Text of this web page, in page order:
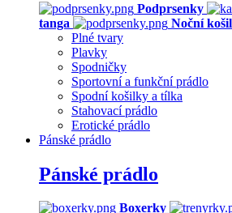
Podprsenky
tanga
Noční
Plné tvary
Plavky
Spodničky
Sportovní a funkční prádlo
Spodní košilky a tílka
Stahovací prádlo
Erotické prádlo
Pánské prádlo
Pánské prádlo
Boxerky